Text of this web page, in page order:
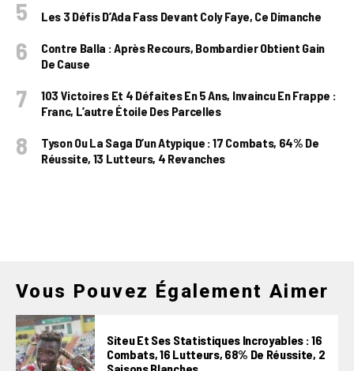
Les 3 Défis D’Ada Fass Devant Coly Faye, Ce Dimanche
Contre Balla : Après Recours, Bombardier Obtient Gain
De Cause
103 Victoires Et 4 Défaites En 5 Ans, Invaincu En Frappe :
Franc, L’autre Étoile Des Parcelles
Tyson Ou La Saga D’un Atypique : 17 Combats, 64% De
Réussite, 13 Lutteurs, 4 Revanches
Vous Pouvez Également Aimer
Siteu Et Ses Statistiques Incroyables : 16
Combats, 16 Lutteurs, 68% De Réussite, 2